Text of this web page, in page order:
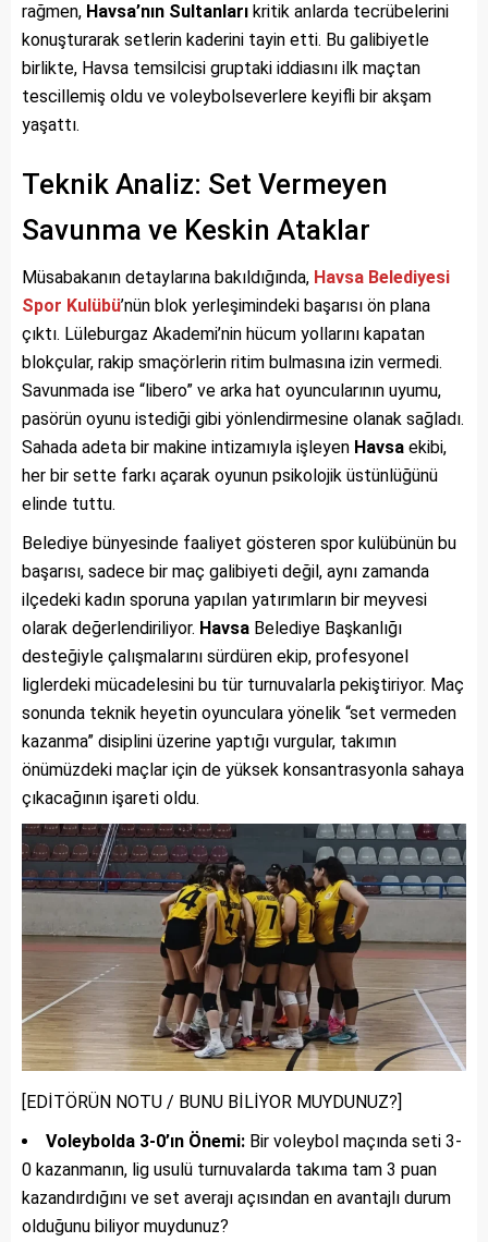
rağmen, Havsa’nın Sultanları kritik anlarda tecrübelerini
konuşturarak setlerin kaderini tayin etti. Bu galibiyetle
birlikte, Havsa temsilcisi gruptaki iddiasını ilk maçtan
tescillemiş oldu ve voleybolseverlere keyifli bir akşam
yaşattı.
Teknik Analiz: Set Vermeyen
Savunma ve Keskin Ataklar
Müsabakanın detaylarına bakıldığında, Havsa Belediyesi
Spor Kulübü’nün blok yerleşimindeki başarısı ön plana
çıktı. Lüleburgaz Akademi’nin hücum yollarını kapatan
blokçular, rakip smaçörlerin ritim bulmasına izin vermedi.
Savunmada ise “libero” ve arka hat oyuncularının uyumu,
pasörün oyunu istediği gibi yönlendirmesine olanak sağladı.
Sahada adeta bir makine intizamıyla işleyen Havsa ekibi,
her bir sette farkı açarak oyunun psikolojik üstünlüğünü
elinde tuttu.
Belediye bünyesinde faaliyet gösteren spor kulübünün bu
başarısı, sadece bir maç galibiyeti değil, aynı zamanda
ilçedeki kadın sporuna yapılan yatırımların bir meyvesi
olarak değerlendiriliyor. Havsa Belediye Başkanlığı
desteğiyle çalışmalarını sürdüren ekip, profesyonel
liglerdeki mücadelesini bu tür turnuvalarla pekiştiriyor. Maç
sonunda teknik heyetin oyunculara yönelik “set vermeden
kazanma” disiplini üzerine yaptığı vurgular, takımın
önümüzdeki maçlar için de yüksek konsantrasyonla sahaya
çıkacağının işareti oldu.
[EDİTÖRÜN NOTU / BUNU BİLİYOR MUYDUNUZ?]
Voleybolda 3-0’ın Önemi: Bir voleybol maçında seti 3-
0 kazanmanın, lig usulü turnuvalarda takıma tam 3 puan
kazandırdığını ve set averajı açısından en avantajlı durum
olduğunu biliyor muydunuz?